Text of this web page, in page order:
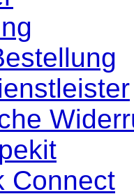
Connect